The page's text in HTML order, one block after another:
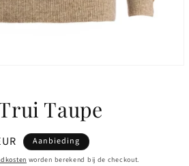
Taupe
Aanbieding
worden berekend bij de checkout.